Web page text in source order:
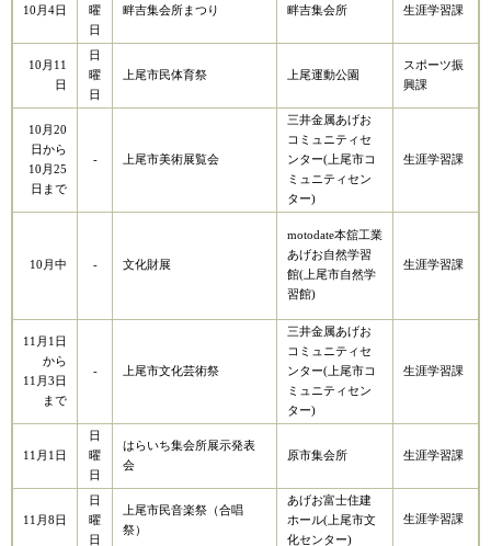
10月4日
曜
日
畔吉集会所まつり 畔吉集会所 生涯学習課
10月11
日
日
曜
日
上尾市民体育祭 上尾運動公園
スポーツ振
興課
10月20
日から
10月25
日まで
- 上尾市美術展覧会
三井金属あげお
コミュニティセ
ンター(上尾市コ
ミュニティセン
ター)
生涯学習課
10月中 - 文化財展
motodate本舘工業
あげお自然学習
館(上尾市自然学
習館)
生涯学習課
11月1日
から
11月3日
まで
- 上尾市文化芸術祭
三井金属あげお
コミュニティセ
ンター(上尾市コ
ミュニティセン
ター)
生涯学習課
11月1日
日
曜
日
はらいち集会所展示発表
会
原市集会所 生涯学習課
11月8日
日
曜
日
上尾市民音楽祭（合唱
祭）
あげお富士住建
ホール(上尾市文
化センター)
生涯学習課